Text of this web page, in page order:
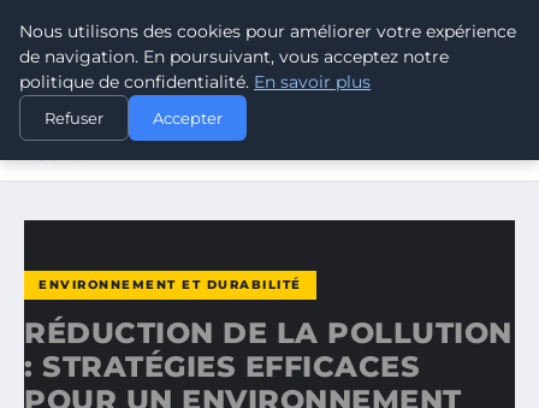
CLIMATE RESPONSE BLOG
ACCUEIL
ENVIRONNEMENT ET DURABILITÉ
RÉDUCTION DE LA POLLUTION : STRATÉGIES EFFICACES
ENVIRONNEMENT ET DURABILITÉ
RÉDUCTION DE LA POLLUTION
: STRATÉGIES EFFICACES
POUR UN ENVIRONNEMENT
Nous utilisons des cookies pour améliorer votre expérience
de navigation. En poursuivant, vous acceptez notre
politique de confidentialité. En savoir plus
Refuser Accepter